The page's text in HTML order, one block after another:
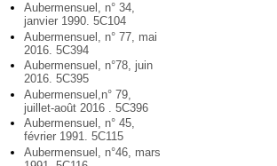
Aubermensuel, n° 34,
janvier 1990. 5C104
Aubermensuel, n° 77, mai
2016. 5C394
Aubermensuel, n°78, juin
2016. 5C395
Aubermensuel,n° 79,
juillet-août 2016 . 5C396
Aubermensuel, n° 45,
février 1991. 5C115
Aubermensuel, n°46, mars